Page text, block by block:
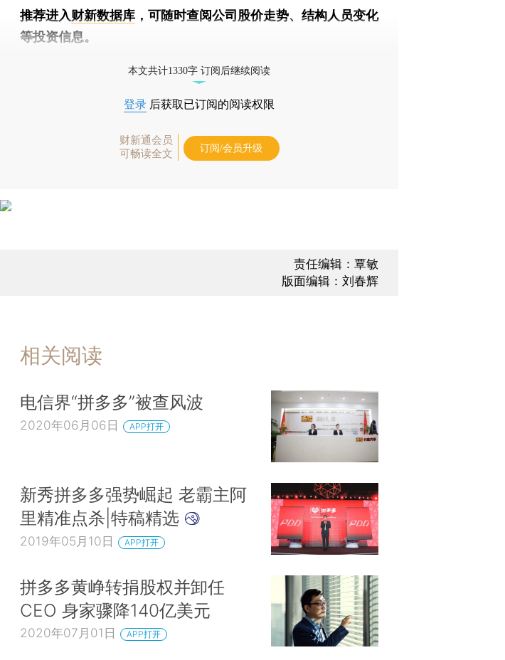
推荐进入财新数据库 ，可随时查阅公司股价走势、结构人员变化
等投资信息。
本文共计1330字 订阅后继续阅读
登录 后获取已订阅的阅读权限
财新通会员
可畅读全文
订阅/会员升级
责任编辑：覃敏
版面编辑：刘春辉
相关阅读
电信界“拼多多”被查风波
2020年06月06日 APP打开
新秀拼多多强势崛起 老霸主阿
里精准点杀|特稿精选
2019年05月10日 APP打开
拼多多黄峥转捐股权并卸任
CEO 身家骤降140亿美元
2020年07月01日 APP打开